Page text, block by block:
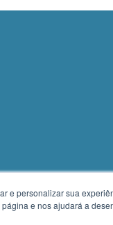
e personalizar sua
e nos ajudará a